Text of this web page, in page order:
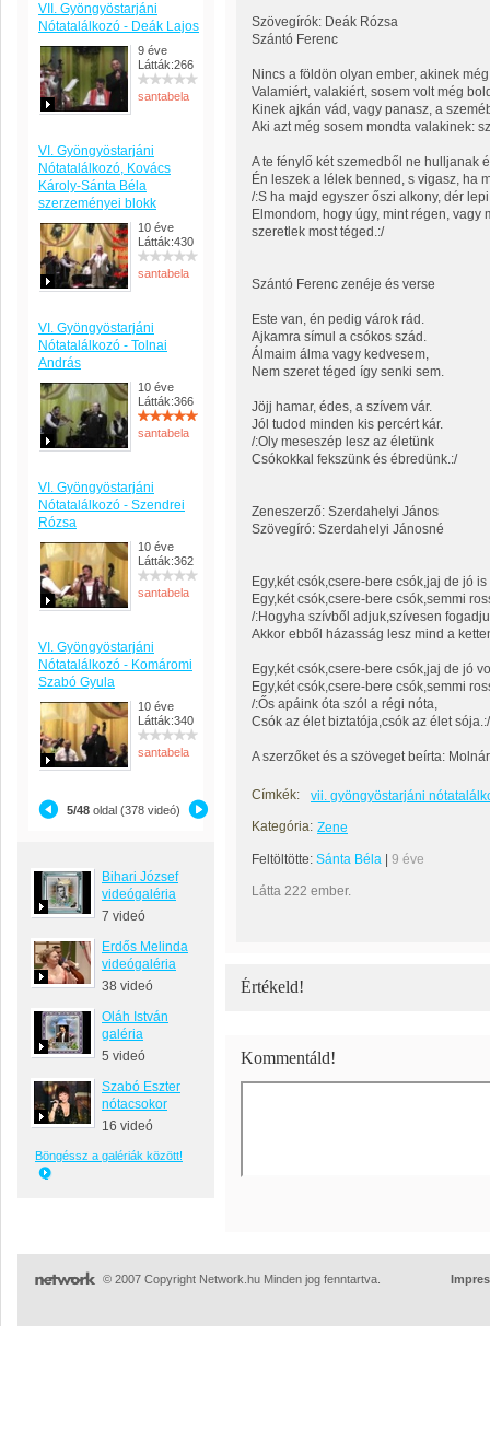
VII. Gyöngyöstarjáni
Nótatalálkozó - Deák Lajos
9 éve
Látták:266
santabela
VI. Gyöngyöstarjáni
Nótatalálkozó, Kovács
Károly-Sánta Béla
szerzeményei blokk
10 éve
Látták:430
santabela
VI. Gyöngyöstarjáni
Nótatalálkozó - Tolnai
András
10 éve
Látták:366
santabela
VI. Gyöngyöstarjáni
Nótatalálkozó - Szendrei
Rózsa
10 éve
Látták:362
santabela
VI. Gyöngyöstarjáni
Nótatalálkozó - Komáromi
Szabó Gyula
10 éve
Látták:340
santabela
5/48 oldal (378 videó)
Bihari József
videógaléria
7 videó
Erdős Melinda
videógaléria
38 videó
Oláh István
galéria
5 videó
Szabó Eszter
nótacsokor
16 videó
Böngéssz a galériák között!
Szövegírók: Deák Rózsa
Szántó Ferenc
Nincs a földön olyan ember, akinek
Valamiért, valakiért, sosem volt még
Kinek ajkán vád, vagy panasz, a
Aki azt még sosem mondta valakinek:
A te fénylő két szemedből ne hulljanak
Én leszek a lélek benned, s vigasz, ha
/:S ha majd egyszer őszi alkony, dér
Elmondom, hogy úgy, mint régen, vagy
szeretlek most téged.:/
Szántó Ferenc zenéje és verse
Este van, én pedig várok rád.
Ajkamra símul a csókos szád.
Álmaim álma vagy kedvesem,
Nem szeret téged így senki sem.
Jöjj hamar, édes, a szívem vár.
Jól tudod minden kis percért kár.
/:Oly meseszép lesz az életünk
Csókokkal fekszünk és ébredünk.:/
Zeneszerző: Szerdahelyi János
Szövegíró: Szerdahelyi Jánosné
Egy,két csók,csere-bere csók,jaj de jó
Egy,két csók,csere-bere csók,semmi
/:Hogyha szívből adjuk,szívesen
Akkor ebből házasság lesz mind a
Egy,két csók,csere-bere csók,jaj de jó
Egy,két csók,csere-bere csók,semmi
/:Ős apáink óta szól a régi nóta,
Csók az élet biztatója,csók az élet sója.:/
A szerzőket és a szöveget beírta:
Címkék:
vii. gyöngyöstarjáni
Kategória: Zene
Feltöltötte: Sánta Béla 9 éve
Látta 222 ember.
Értékeld!
Kommentáld!
© 2007 Copyright Network.hu Minden jog fenntartva.